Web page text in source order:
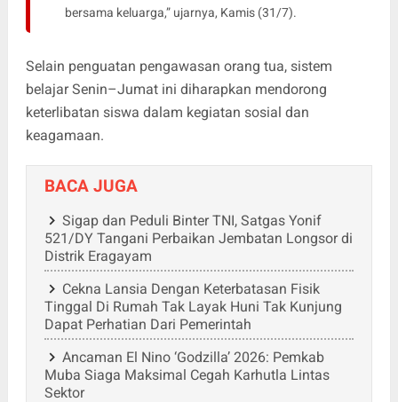
bersama keluarga,” ujarnya, Kamis (31/7).
Selain penguatan pengawasan orang tua, sistem
belajar Senin–Jumat ini diharapkan mendorong
keterlibatan siswa dalam kegiatan sosial dan
keagamaan.
BACA JUGA
Sigap dan Peduli Binter TNI, Satgas Yonif
521/DY Tangani Perbaikan Jembatan Longsor di
Distrik Eragayam
Cekna Lansia Dengan Keterbatasan Fisik
Tinggal Di Rumah Tak Layak Huni Tak Kunjung
Dapat Perhatian Dari Pemerintah
Ancaman El Nino ‘Godzilla’ 2026: Pemkab
Muba Siaga Maksimal Cegah Karhutla Lintas
Sektor